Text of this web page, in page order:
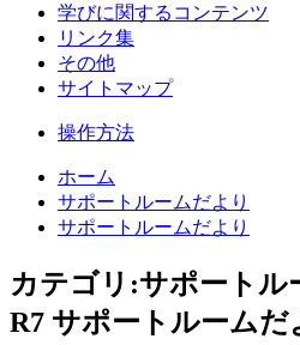
学びに関するコンテンツ
リンク集
その他
サイトマップ
操作方法
ホーム
サポートルームだより
サポートルームだより
カテゴリ:サポートル
R7 サポートルームだ